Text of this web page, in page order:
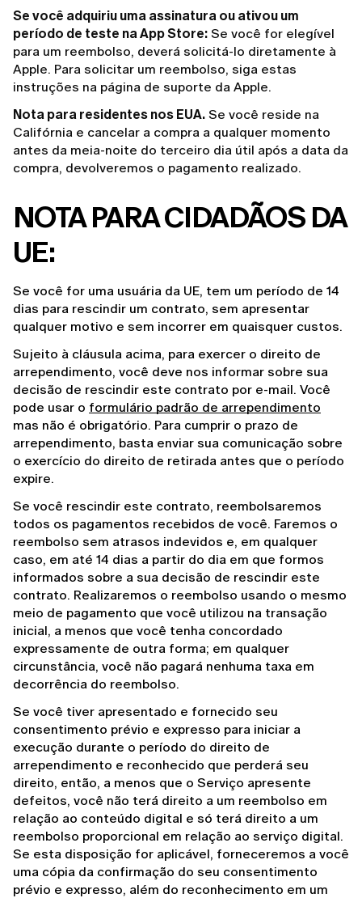
Se você adquiriu uma assinatura ou ativou um
período de teste na App Store: Se você for elegível
para um reembolso, deverá solicitá-lo diretamente à
Apple. Para solicitar um reembolso, siga estas
instruções na página de suporte da Apple.
Nota para residentes nos EUA. Se você reside na
Califórnia e cancelar a compra a qualquer momento
antes da meia-noite do terceiro dia útil após a data da
compra, devolveremos o pagamento realizado.
NOTA PARA CIDADÃOS DA
UE:
Se você for uma usuária da UE, tem um período de 14
dias para rescindir um contrato, sem apresentar
qualquer motivo e sem incorrer em quaisquer custos.
Sujeito à cláusula acima, para exercer o direito de
arrependimento, você deve nos informar sobre sua
decisão de rescindir este contrato por e-mail. Você
pode usar o formulário padrão de arrependimento
mas não é obrigatório. Para cumprir o prazo de
arrependimento, basta enviar sua comunicação sobre
o exercício do direito de retirada antes que o período
expire.
Se você rescindir este contrato, reembolsaremos
todos os pagamentos recebidos de você. Faremos o
reembolso sem atrasos indevidos e, em qualquer
caso, em até 14 dias a partir do dia em que formos
informados sobre a sua decisão de rescindir este
contrato. Realizaremos o reembolso usando o mesmo
meio de pagamento que você utilizou na transação
inicial, a menos que você tenha concordado
expressamente de outra forma; em qualquer
circunstância, você não pagará nenhuma taxa em
decorrência do reembolso.
Se você tiver apresentado e fornecido seu
consentimento prévio e expresso para iniciar a
execução durante o período do direito de
arrependimento e reconhecido que perderá seu
direito, então, a menos que o Serviço apresente
defeitos, você não terá direito a um reembolso em
relação ao conteúdo digital e só terá direito a um
reembolso proporcional em relação ao serviço digital.
Se esta disposição for aplicável, forneceremos a você
uma cópia da confirmação do seu consentimento
prévio e expresso, além do reconhecimento em um